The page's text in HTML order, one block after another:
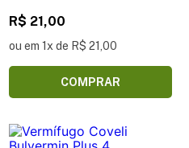
R$ 21,00
ou em 1x de R$ 21,00
COMPRAR